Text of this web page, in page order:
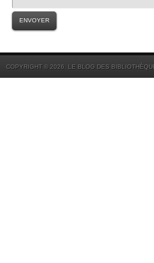
COPYRIGHT © 2026. LE BLOG DES